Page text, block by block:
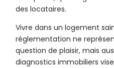
des locataires.
Vivre dans un logement
réglementation ne
question de plaisir, mais
diagnostics immobiliers